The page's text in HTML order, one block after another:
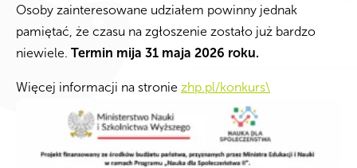
Osoby zainteresowane udziałem powinny jednak
pamiętać, że czasu na zgłoszenie zostało już bardzo
niewiele. Termin mija 31 maja 2026 roku.
Więcej informacji na stronie zhp.pl/konkurs\